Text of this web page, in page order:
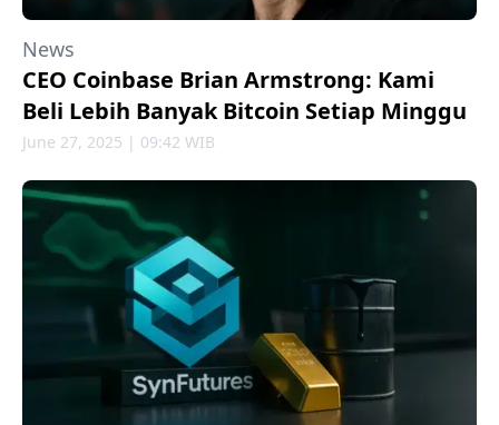
News
CEO Coinbase Brian Armstrong: Kami
Beli Lebih Banyak Bitcoin Setiap Minggu
June 27, 2025 | 09:42 WIB